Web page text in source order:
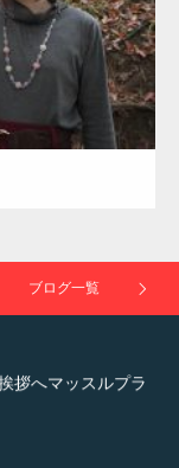
ブログ一覧
」に取材されまし
拶へマッスルプラ